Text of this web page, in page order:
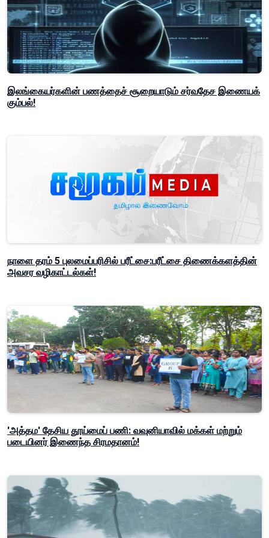
இலங்கையர்களின் பணத்தைச் சூறையாடும் சர்வதேச இணையக்
கும்பல்!
நாளை தரம் 5 புலமைப்பரிசில் பரீட்சை:பரீட்சை திணைக்களத்தின்
அவசர வழிகாட்டல்கள்!
'அத்தம' தேசிய தூய்மைப் பணி: வவுனியாவில் மக்கள் மற்றும்
படையினர் இணைந்த சிரமதானம்!